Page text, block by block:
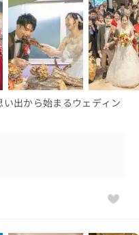
出から始まるウェディン